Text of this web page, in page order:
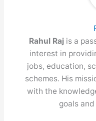
Rahul Raj is a
interest in
jobs, education,
schemes. His
with the
goals